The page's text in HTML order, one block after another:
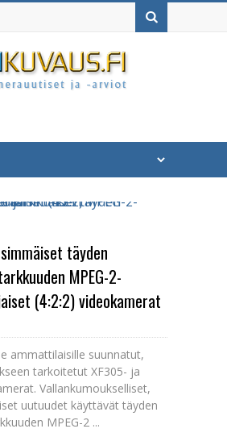
täyden
MPEG-2-
(4:2:2) videokamerat
ammattilaisille suunnatut,
tarkoitetut XF305- ja
Vallankumoukselliset,
uutuudet käyttävät täyden
MPEG-2 ...